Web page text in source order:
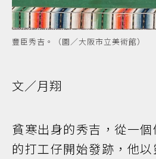
豐臣秀吉。（圖／大阪市立美術館）
文／月翔
貧寒出身的秀吉，從一
的打工仔開始發跡，他